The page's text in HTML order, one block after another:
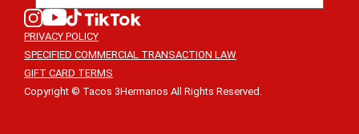
PRIVACY POLICY
SPECIFIED COMMERCIAL TRANSACTION LAW
GIFT CARD TERMS
Copyright © Tacos 3Hermanos All Rights Reserved.